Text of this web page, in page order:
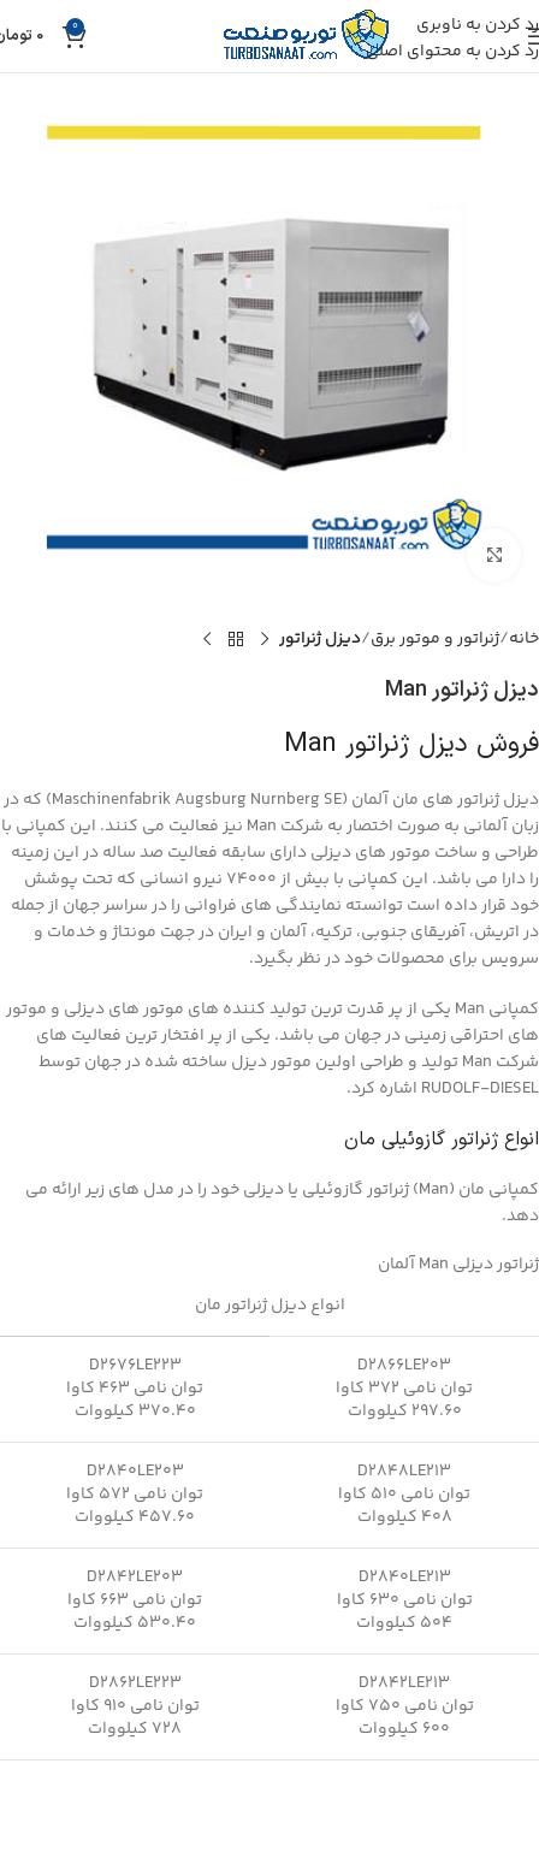
رد کردن به ناوبری
رد کردن به محتوای اصلی
0
0
بزرگنمایی تصویر
خانه ژنراتور و موتور برق دیزل ژنراتور
دیزل ژنراتور Man
فروش دیزل ژنراتور Man
دیزل ژنراتور های مان آلمان (Maschinenfabrik Augsburg Nurnberg SE) که در
زبان آلمانی به صورت اختصار به شرکت Man نیز فعالیت می کنند. این کمپانی با
طراحی و ساخت موتور های دیزلی دارای سابقه فعالیت صد ساله در این زمینه
را دارا می باشد. این کمپانی با بیش از 74000 نیرو انسانی که تحت پوشش
خود قرار داده است توانسته نمایندگی های فراوانی را در سراسر جهان از جمله
در اتریش، آفریقای جنوبی، ترکیه، آلمان و ایران در جهت مونتاژ و خدمات و
سرویس برای محصولات خود در نظر بگیرد.
کمپانی Man یکی از پر قدرت ترین تولید کننده های موتور های دیزلی و موتور
های احتراقی زمینی در جهان می باشد. یکی از پر افتخار ترین فعالیت های
شرکت Man تولید و طراحی اولین موتور دیزل ساخته شده در جهان توسط
RUDOLF-DIESEL اشاره کرد.
انواع ژنراتور گازوئیلی مان
کمپانی مان (Man) ژنراتور گازوئیلی یا دیزلی خود را در مدل های زیر ارائه می
دهد.
ژنراتور دیزلی Man آلمان
انواع دیزل ژنراتور مان
D2866LE203
توان نامی 372 کاوا
297.60 کیلووات
D2676LE223
توان نامی 463 کاوا
370.40 کیلووات
D2848LE213
توان نامی 510 کاوا
408 کیلووات
D2840LE203
توان نامی 572 کاوا
457.60 کیلووات
D2840LE213
توان نامی 630 کاوا
504 کیلووات
D2842LE203
توان نامی 663 کاوا
530.40 کیلووات
D2842LE213
توان نامی 750 کاوا
600 کیلووات
D2862LE223
توان نامی 910 کاوا
728 کیلووات